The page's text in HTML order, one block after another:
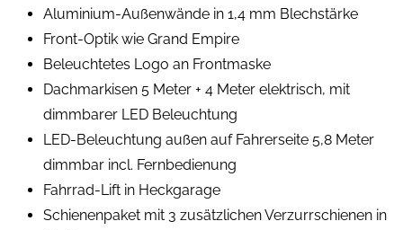
Aluminium-Außenwände in 1,4 mm Blechstärke
Front-Optik wie Grand Empire
Beleuchtetes Logo an Frontmaske
Dachmarkisen 5 Meter + 4 Meter elektrisch, mit
dimmbarer LED Beleuchtung
LED-Beleuchtung außen auf Fahrerseite 5,8 Meter
dimmbar incl. Fernbedienung
Fahrrad-Lift in Heckgarage
Schienenpaket mit 3 zusätzlichen Verzurrschienen in